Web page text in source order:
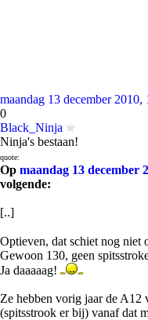
maandag 13 december 2010,
0
Black_Ninja
Ninja's bestaan!
quote:
Op maandag 13 december
volgende:
[..]
Optieven, dat schiet nog niet
Gewoon 130, geen
Ja daaaaag!
Ze hebben vorig jaar de A12
(spitsstrook er bij) vanaf dat